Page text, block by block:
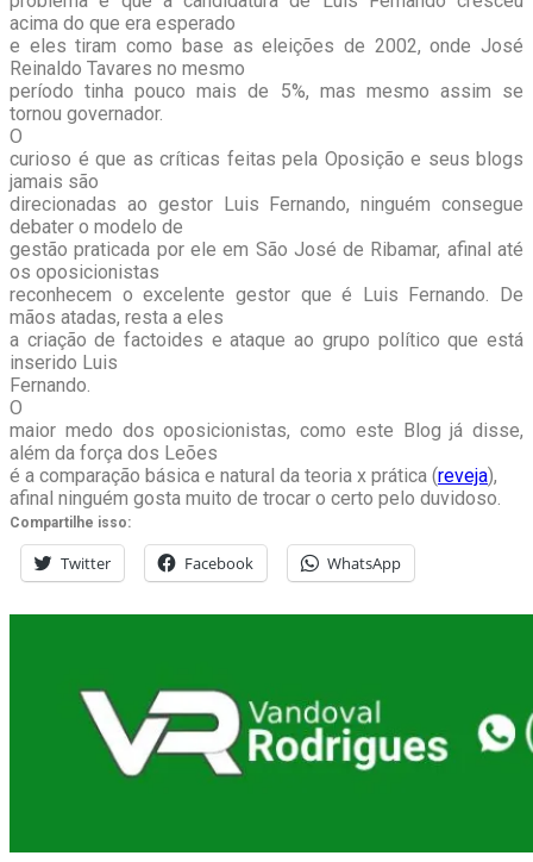
acima do que era esperado
e eles tiram como base as eleições de 2002, onde José
Reinaldo Tavares no mesmo
período tinha pouco mais de 5%, mas mesmo assim se
tornou governador.
O
curioso é que as críticas feitas pela Oposição e seus blogs
jamais são
direcionadas ao gestor Luis Fernando, ninguém consegue
debater o modelo de
gestão praticada por ele em São José de Ribamar, afinal até
os oposicionistas
reconhecem o excelente gestor que é Luis Fernando. De
mãos atadas, resta a eles
a criação de factoides e ataque ao grupo político que está
inserido Luis
Fernando.
O
maior medo dos oposicionistas, como este Blog já disse,
além da força dos Leões
é a comparação básica e natural da teoria x prática (reveja),
afinal ninguém gosta muito de trocar o certo pelo duvidoso.
Compartilhe isso:
Twitter Facebook WhatsApp